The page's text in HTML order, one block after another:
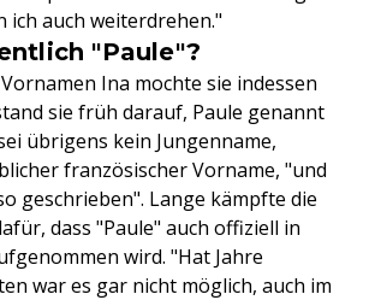
ich auch weiterdrehen."
"Paule"?
Ina mochte sie indessen
sie früh darauf, Paule genannt
übrigens kein Jungenname,
französischer Vorname, "und
geschrieben". Lange kämpfte die
dass "Paule" auch offiziell in
wird. "Hat Jahre
war es gar nicht möglich, auch im